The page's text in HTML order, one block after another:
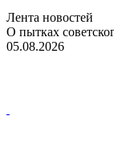
Лента новостей
О пытках
05.08.2026